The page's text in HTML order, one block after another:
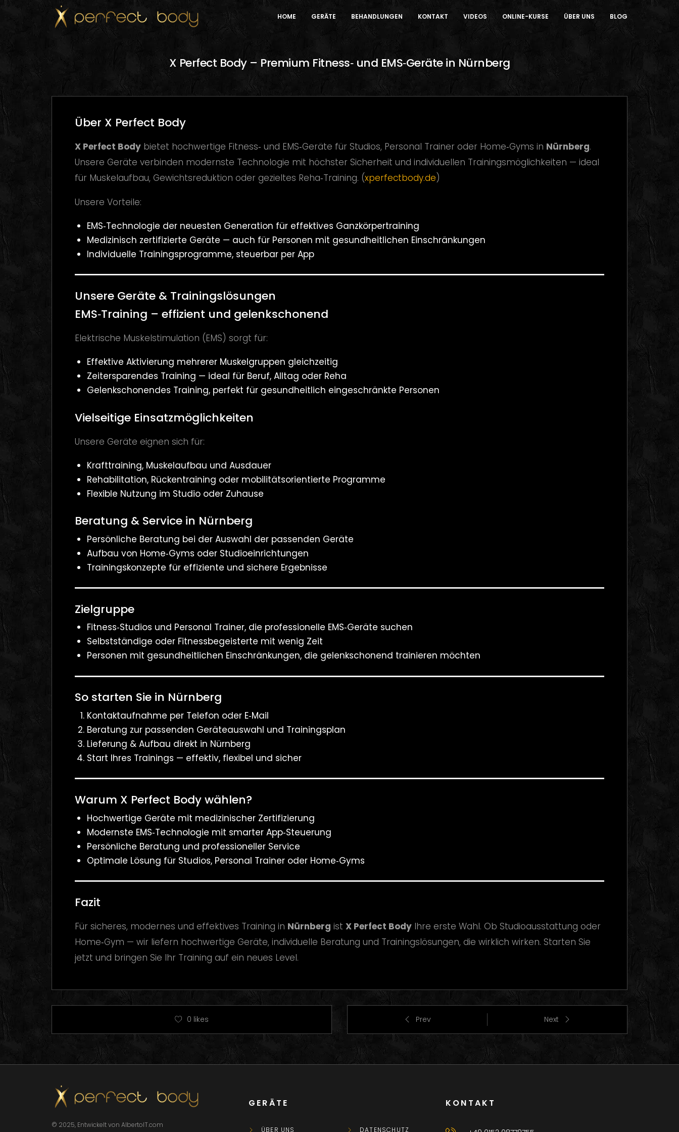
HOME GERÄTE BEHANDLUNGEN KONTAKT VIDEOS ONLINE-KURSE ÜBER UNS BLOG
X Perfect Body – Premium Fitness‑ und EMS‑Geräte in Nürnberg
Über X Perfect Body
X Perfect Body bietet hochwertige Fitness‑ und EMS‑Geräte für Studios, Personal Trainer oder Home‑Gyms in Nürnberg.
Unsere Geräte verbinden modernste Technologie mit höchster Sicherheit und individuellen Trainingsmöglichkeiten — ideal
für Muskelaufbau, Gewichtsreduktion oder gezieltes Reha‑Training. (xperfectbody.de)
Unsere Vorteile:
EMS‑Technologie der neuesten Generation für effektives Ganzkörpertraining
Medizinisch zertifizierte Geräte — auch für Personen mit gesundheitlichen Einschränkungen
Individuelle Trainingsprogramme, steuerbar per App
Unsere Geräte & Trainingslösungen
EMS‑Training – effizient und gelenkschonend
Elektrische Muskelstimulation (EMS) sorgt für:
Effektive Aktivierung mehrerer Muskelgruppen gleichzeitig
Zeitersparendes Training — ideal für Beruf, Alltag oder Reha
Gelenkschonendes Training, perfekt für gesundheitlich eingeschränkte Personen
Vielseitige Einsatzmöglichkeiten
Unsere Geräte eignen sich für:
Krafttraining, Muskelaufbau und Ausdauer
Rehabilitation, Rückentraining oder mobilitätsorientierte Programme
Flexible Nutzung im Studio oder Zuhause
Beratung & Service in Nürnberg
Persönliche Beratung bei der Auswahl der passenden Geräte
Aufbau von Home‑Gyms oder Studioeinrichtungen
Trainingskonzepte für effiziente und sichere Ergebnisse
Zielgruppe
Fitness‑Studios und Personal Trainer, die professionelle EMS‑Geräte suchen
Selbstständige oder Fitnessbegeisterte mit wenig Zeit
Personen mit gesundheitlichen Einschränkungen, die gelenkschonend trainieren möchten
So starten Sie in Nürnberg
Kontaktaufnahme per Telefon oder E‑Mail
Beratung zur passenden Geräteauswahl und Trainingsplan
Lieferung & Aufbau direkt in Nürnberg
Start Ihres Trainings — effektiv, flexibel und sicher
Warum X Perfect Body wählen?
Hochwertige Geräte mit medizinischer Zertifizierung
Modernste EMS‑Technologie mit smarter App‑Steuerung
Persönliche Beratung und professioneller Service
Optimale Lösung für Studios, Personal Trainer oder Home‑Gyms
Fazit
Für sicheres, modernes und effektives Training in Nürnberg ist X Perfect Body Ihre erste Wahl. Ob Studioausstattung oder
Home‑Gym — wir liefern hochwertige Geräte, individuelle Beratung und Trainingslösungen, die wirklich wirken. Starten Sie
jetzt und bringen Sie Ihr Training auf ein neues Level.
0 likes Prev Next
© 2025, Entwickelt von AlbertoIT.com
GERÄTE
ÜBER UNS DATENSCHUTZ
KONTAKT